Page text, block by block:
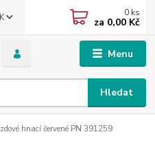
Menu
Hledat
0 ks
za 0,00 Kč
hnací červené PN 391259